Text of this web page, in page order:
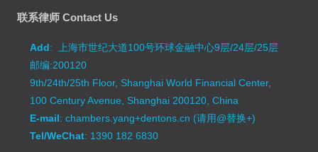
联系律师 Contact Us
Add: 上海市世纪大道100号环球金融中心9层/24层/25层
邮编:200120
9th/24th/25th Floor, Shanghai World Financial Center,
100 Century Avenue, Shanghai 200120, China
E-mail: chambers.yang+dentons.cn (请用@替换+)
Tel/WeChat: 1390 182 6830